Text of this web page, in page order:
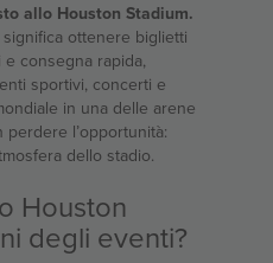
allo Houston Stadium.
ottenere biglietti
consegna rapida,
sportivi, concerti e
in una delle arene
l’opportunità:
dello stadio.
Houston
degli eventi?